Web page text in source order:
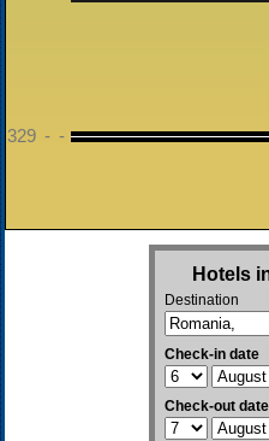
329 - - - - - - - - - - - - - -